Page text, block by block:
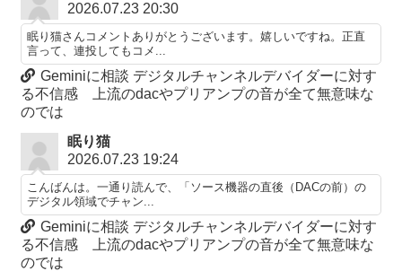
2026.07.23 20:30
眠り猫さんコメントありがとうございます。嬉しいですね。正直
言って、連投してもコメ...
Geminiに相談 デジタルチャンネルデバイダーに対す
る不信感 上流のdacやプリアンプの音が全て無意味な
のでは
眠り猫
2026.07.23 19:24
こんばんは。一通り読んで、「ソース機器の直後（DACの前）の
デジタル領域でチャン...
Geminiに相談 デジタルチャンネルデバイダーに対す
る不信感 上流のdacやプリアンプの音が全て無意味な
のでは